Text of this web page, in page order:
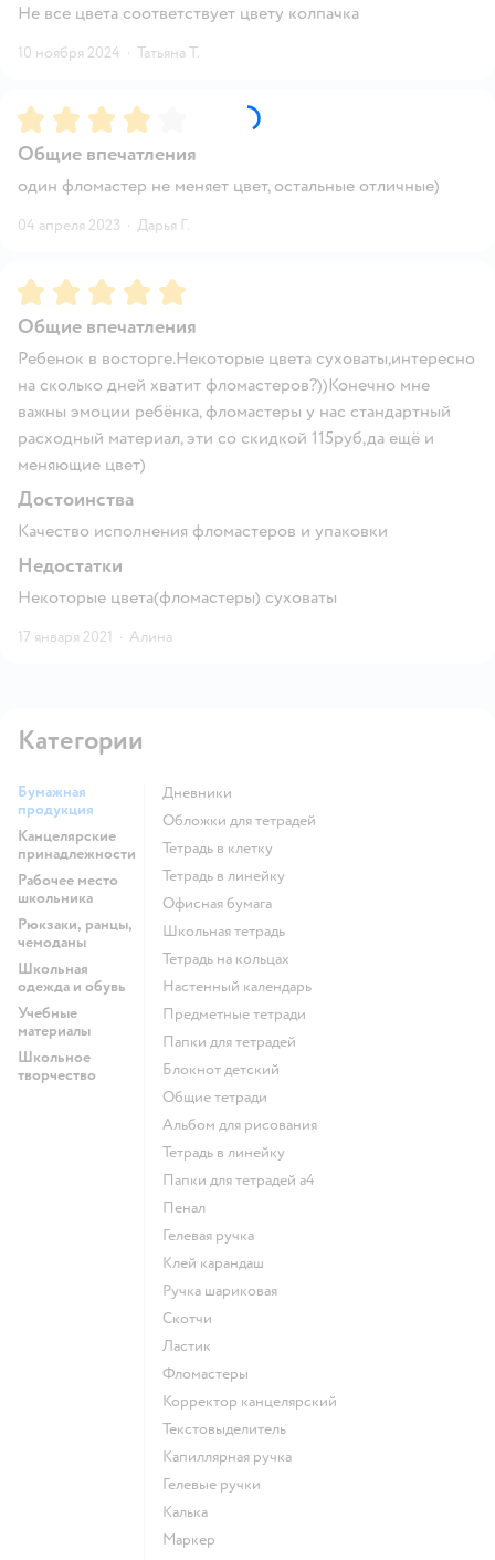
Не все цвета соответствует цвету колпачка
10 ноября 2024 · Татьяна Т.
Рейтинг:4
Общие впечатления
один фломастер не меняет цвет, остальные отличные)
04 апреля 2023 · Дарья Г.
Рейтинг:5
Общие впечатления
Ребенок в восторге.Некоторые цвета суховаты,интересно
на сколько дней хватит фломастеров?))Конечно мне
важны эмоции ребёнка, фломастеры у нас стандартный
расходный материал, эти со скидкой 115руб,да ещё и
меняющие цвет)
Достоинства
Качество исполнения фломастеров и упаковки
Недостатки
Некоторые цвета(фломастеры) суховаты
17 января 2021 · Алина
Категории
Бумажная
продукция
Канцелярские
принадлежности
Рабочее место
школьника
Рюкзаки, ранцы,
чемоданы
Школьная
одежда и обувь
Учебные
материалы
Школьное
творчество
Дневники
Обложки для тетрадей
Тетрадь в клетку
Тетрадь в линейку
Офисная бумага
Школьная тетрадь
Тетрадь на кольцах
Настенный календарь
Предметные тетради
Папки для тетрадей
Блокнот детский
Общие тетради
Альбом для рисования
Тетрадь в линейку
Папки для тетрадей а4
Пенал
Гелевая ручка
Клей карандаш
Ручка шариковая
Скотчи
Ластик
Фломастеры
Корректор канцелярский
Текстовыделитель
Капиллярная ручка
Гелевые ручки
Калька
Маркер